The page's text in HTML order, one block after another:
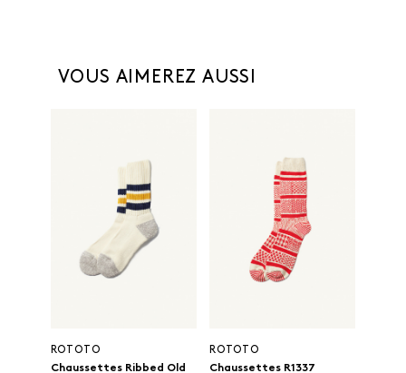
VOUS AIMEREZ AUSSI
ROTOTO
Chaussettes Ribbed Old
ROTOTO
Chaussettes R1337